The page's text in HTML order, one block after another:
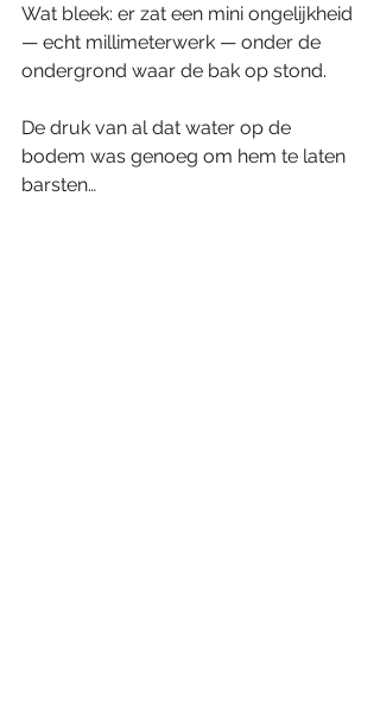
Wat bleek: er zat een mini ongelijkheid
— echt millimeterwerk — onder de
ondergrond waar de bak op stond.
De druk van al dat water op de
bodem was genoeg om hem te laten
barsten…